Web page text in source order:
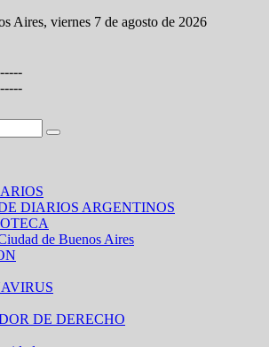
Aires, viernes 7 de agosto de 2026
DIARIOS ARGENTINOS
de Buenos Aires
DE DERECHO